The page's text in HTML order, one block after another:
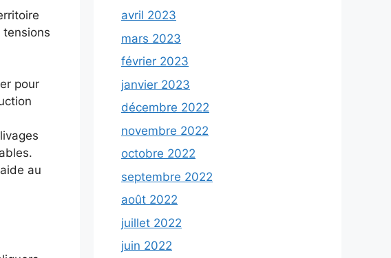
pour
au
avril 2023
mars 2023
février 2023
janvier 2023
décembre 2022
novembre 2022
octobre 2022
septembre 2022
août 2022
juillet 2022
juin 2022